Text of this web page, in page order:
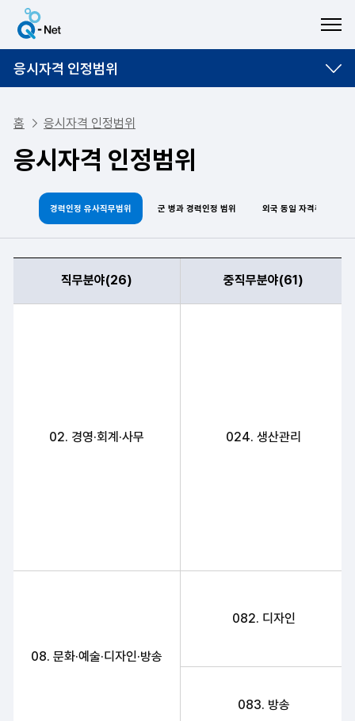
응시자격 인정범위
홈 응시자격 인정범위
응시자격 인정범위
경력인정 유사직무범위 군 병과 경력인정 범위 외국 동일 자격취득자
직무분야(26) 중직무분야(61)
02. 경영·회계·사무 024. 생산관리
08. 문화·예술·디자인·방송
082. 디자인
083. 방송